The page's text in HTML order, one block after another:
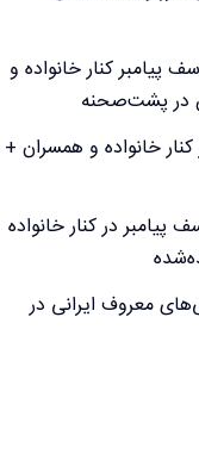
پیامبر کنار خانواده و
در پشت‌صحنه
خانواده و همسران +
در کنار خانواده
معروف ایرانی در